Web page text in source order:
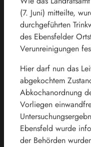
(7. Juni) mitteilte,
durchgeführten
des Ebensfelder
Verunreinigungen
Hier darf nun das
abgekochtem
Abkochanordnung
Vorliegen
Ebensfeld wurde
der Behörden